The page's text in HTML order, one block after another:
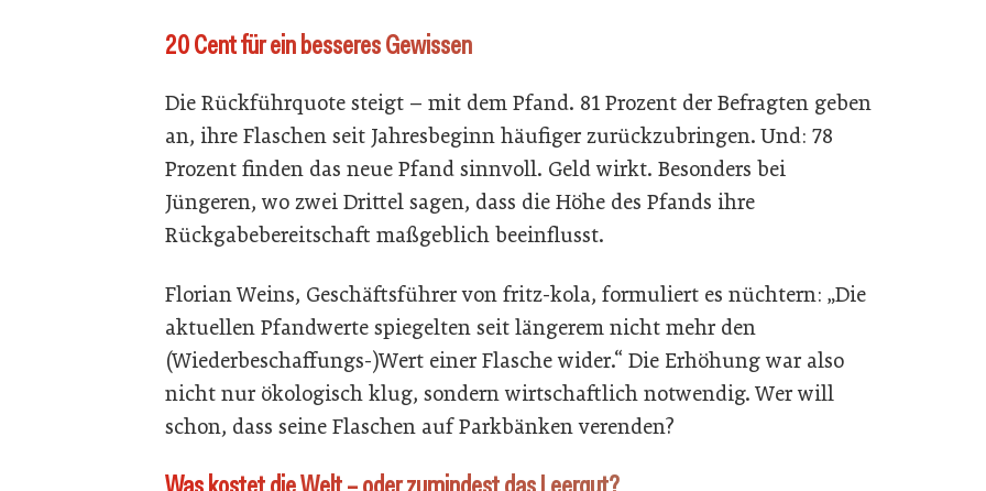
20 Cent für ein besseres Gewissen
Die Rückführquote steigt – mit dem Pfand. 81 Prozent der Befragten geben
an, ihre Flaschen seit Jahresbeginn häufiger zurückzubringen. Und: 78
Prozent finden das neue Pfand sinnvoll. Geld wirkt. Besonders bei
Jüngeren, wo zwei Drittel sagen, dass die Höhe des Pfands ihre
Rückgabebereitschaft maßgeblich beeinflusst.
Florian Weins, Geschäftsführer von fritz-kola, formuliert es nüchtern: „Die
aktuellen Pfandwerte spiegelten seit längerem nicht mehr den
(Wiederbeschaffungs-)Wert einer Flasche wider.“ Die Erhöhung war also
nicht nur ökologisch klug, sondern wirtschaftlich notwendig. Wer will
schon, dass seine Flaschen auf Parkbänken verenden?